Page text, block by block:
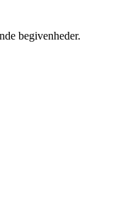
begivenheder.